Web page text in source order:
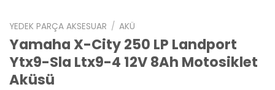
YEDEK PARÇA AKSESUAR / AKÜ
Yamaha X-City 250 LP Landport
Ytx9-Sla Ltx9-4 12V 8Ah Motosiklet
Aküsü